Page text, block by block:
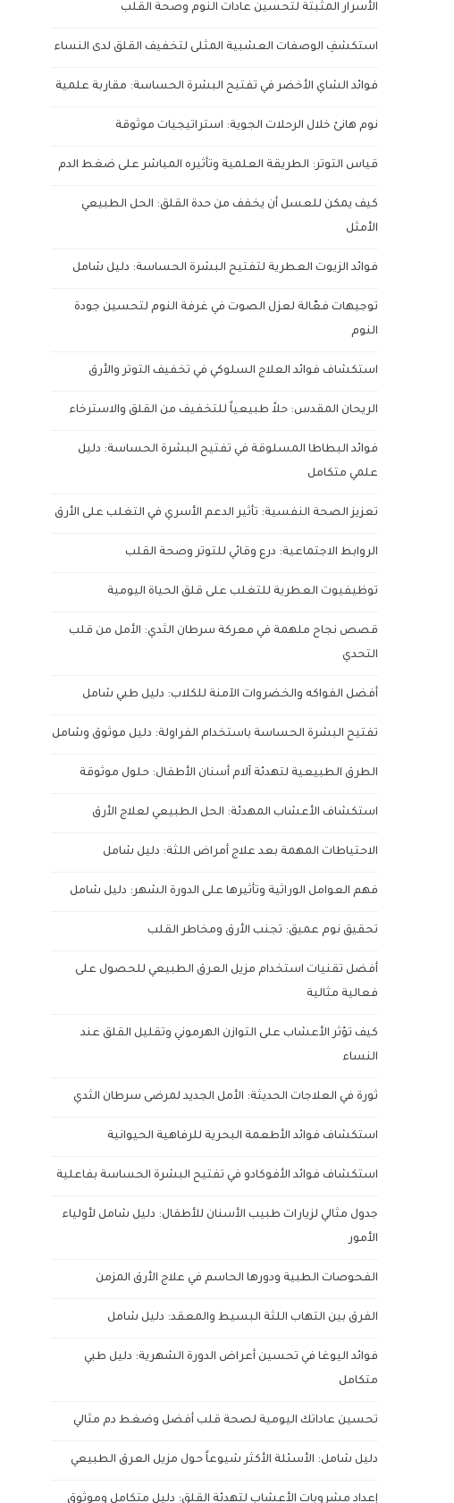
الأسرار المثبتة لتحسين عادات النوم وصحة القلب
استكشفِ الوصفات العشبية المثلى لتخفيف القلق لدى النساء
فوائد الشاي الأخضر في تفتيح البشرة الحساسة: مقاربة علمية
نوم هانئ خلال الرحلات الجوية: استراتيجيات موثوقة
قياس التوتر: الطريقة العلمية وتأثيره المباشر على ضغط الدم
كيف يمكن للعسل أن يخفف من حدة القلق: الحل الطبيعي
الأمثل
فوائد الزيوت العطرية لتفتيح البشرة الحساسة: دليل شامل
توجيهات فعّالة لعزل الصوت في غرفة النوم لتحسين جودة
النوم
استكشاف فوائد العلاج السلوكي في تخفيف التوتر والأرق
الريحان المقدس: حلاً طبيعياً للتخفيف من القلق والاسترخاء
فوائد البطاطا المسلوقة في تفتيح البشرة الحساسة: دليل
علمي متكامل
تعزيز الصحة النفسية: تأثير الدعم الأسري في التغلب على الأرق
الروابط الاجتماعية: درع وقائي للتوتر وصحة القلب
توظيفيوت العطرية للتغلب على قلق الحياة اليومية
قصص نجاح ملهمة في معركة سرطان الثدي: الأمل من قلب
التحدي
أفضل الفواكه والخضروات الآمنة للكلاب: دليل طبي شامل
تفتيح البشرة الحساسة باستخدام الفراولة: دليل موثوق وشامل
الطرق الطبيعية لتهدئة آلام أسنان الأطفال: حلول موثوقة
استكشاف الأعشاب المهدئة: الحل الطبيعي لعلاج الأرق
الاحتياطات المهمة بعد علاج أمراض اللثة: دليل شامل
فهم العوامل الوراثية وتأثيرها على الدورة الشهر: دليل شامل
تحقيق نوم عميق: تجنب الأرق ومخاطر القلب
أفضل تقنيات استخدام مزيل العرق الطبيعي للحصول على
فعالية مثالية
كيف تؤثر الأعشاب على التوازن الهرموني وتقليل القلق عند
النساء
ثورة في العلاجات الحديثة: الأمل الجديد لمرضى سرطان الثدي
استكشاف فوائد الأطعمة البحرية للرفاهية الحيوانية
استكشاف فوائد الأفوكادو في تفتيح البشرة الحساسة بفاعلية
جدول مثالي لزيارات طبيب الأسنان للأطفال: دليل شامل لأولياء
الأمور
الفحوصات الطبية ودورها الحاسم في علاج الأرق المزمن
الفرق بين التهاب اللثة البسيط والمعقد: دليل شامل
فوائد اليوغا في تحسين أعراض الدورة الشهرية: دليل طبي
متكامل
تحسين عاداتك اليومية لصحة قلب أفضل وضغط دم مثالي
دليل شامل: الأسئلة الأكثر شيوعاً حول مزيل العرق الطبيعي
إعداد مشروبات الأعشاب لتهدئة القلق: دليل متكامل وموثوق